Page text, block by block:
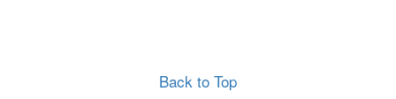
Back to Top